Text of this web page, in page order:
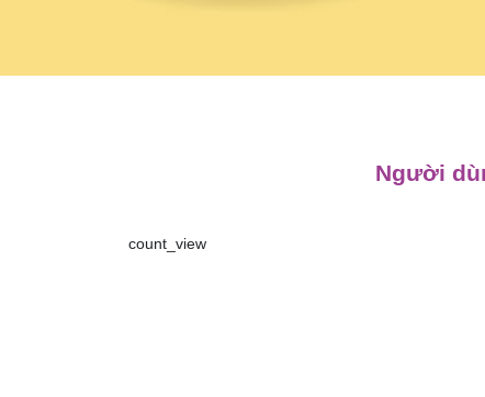
Người
count_view